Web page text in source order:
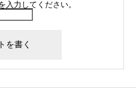
入力してください。